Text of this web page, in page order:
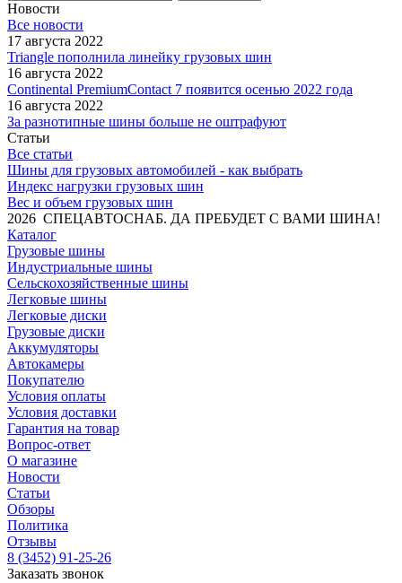
Новости
Все новости
17 августа 2022
Triangle пополнила линейку грузовых шин
16 августа 2022
Continental PremiumContact 7 появится осенью 2022 года
16 августа 2022
За разнотипные шины больше не оштрафуют
Статьи
Все статьи
Шины для грузовых автомобилей - как выбрать
Индекс нагрузки грузовых шин
Вес и объем грузовых шин
2026 СПЕЦАВТОСНАБ. ДА ПРЕБУДЕТ С ВАМИ ШИНА!
Каталог
Грузовые шины
Индустриальные шины
Сельскохозяйственные шины
Легковые шины
Легковые диски
Грузовые диски
Аккумуляторы
Автокамеры
Покупателю
Условия оплаты
Условия доставки
Гарантия на товар
Вопрос-ответ
О магазине
Новости
Статьи
Обзоры
Политика
Отзывы
8 (3452) 91-25-26
Заказать звонок